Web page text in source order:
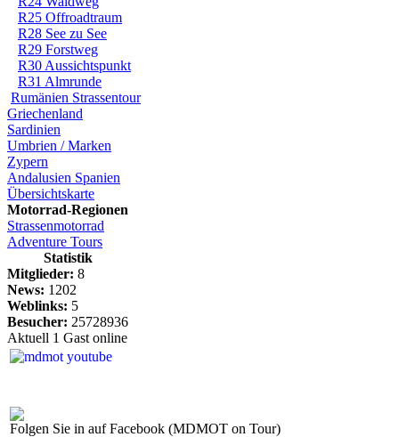
R25 Offroadtraum
R28 See zu See
R29 Forstweg
R30 Aussichtspunkt
R31 Almrunde
Rumänien Strassentour
Griechenland
Sardinien
Umbrien / Marken
Zypern
Andalusien Spanien
Übersichtskarte
Motorrad-Regionen
Strassenmotorrad
Adventure Tours
Statistik
Mitglieder: 8
News: 1202
Weblinks: 5
Besucher: 25728936
Aktuell 1 Gast online
Folgen Sie in auf Facebook (MDMOT on Tour)